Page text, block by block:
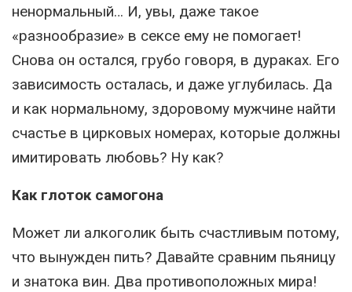
ненормальный… И, увы, даже такое
«разнообразие» в сексе ему не помогает!
Снова он остался, грубо говоря, в дураках. Его
зависимость осталась, и даже углубилась. Да
и как нормальному, здоровому мужчине найти
счастье в цирковых номерах, которые должны
имитировать любовь? Ну как?
Как глоток самогона
Может ли алкоголик быть счастливым потому,
что вынужден пить? Давайте сравним пьяницу
и знатока вин. Два противоположных мира!